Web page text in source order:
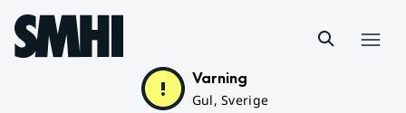
Hoppa till sidans innehåll
Varning
Gul, Sverige